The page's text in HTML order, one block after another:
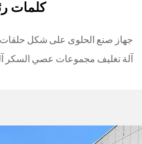
كلمات
جهاز صنع الحلوى على شكل حلقات
آلة تغليف مجموعات عصي السكر